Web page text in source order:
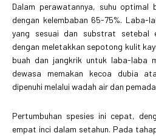
Dalam perawatannya, suhu optimal
dengan kelembaban 65-75%. Laba-
yang sesuai dan substrat setebal
dengan meletakkan sepotong kulit
buah dan jangkrik untuk laba-laba
dewasa memakan kecoa dubia
dipenuhi melalui wadah air dan
Pertumbuhan spesies ini cepat,
empat inci dalam setahun. Pada